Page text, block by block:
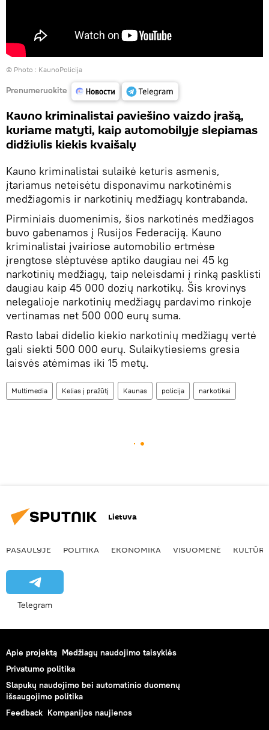
© Photo : KaunoPolicija
Prenumeruokite
Kauno kriminalistai paviešino vaizdo įrašą,
kuriame matyti, kaip automobilyje slepiamas
didžiulis kiekis kvaišalų
Kauno kriminalistai sulaikė keturis asmenis,
įtariamus neteisėtu disponavimu narkotinėmis
medžiagomis ir narkotinių medžiagų kontrabanda.
Pirminiais duomenimis, šios narkotinės medžiagos
buvo gabenamos į Rusijos Federaciją. Kauno
kriminalistai įvairiose automobilio ertmėse
įrengtose slėptuvėse aptiko daugiau nei 45 kg
narkotinių medžiagų, taip neleisdami į rinką pasklisti
daugiau kaip 45 000 dozių narkotikų. Šis krovinys
nelegalioje narkotinių medžiagų pardavimo rinkoje
vertinamas net 500 000 eurų suma.
Rasto labai didelio kiekio narkotinių medžiagų vertė
gali siekti 500 000 eurų. Sulaikytiesiems gresia
laisvės atėmimas iki 15 metų.
Multimedia Kelias į pražūtį Kaunas policija narkotikai
Lietuva
PASAULYJE POLITIKA EKONOMIKA VISUOMENĖ KULTŪRA
Telegram
Apie projektą Medžiagų naudojimo taisyklės
Privatumo politika
Slapukų naudojimo bei automatinio duomenų
išsaugojimo politika
Feedback Kompanijos naujienos